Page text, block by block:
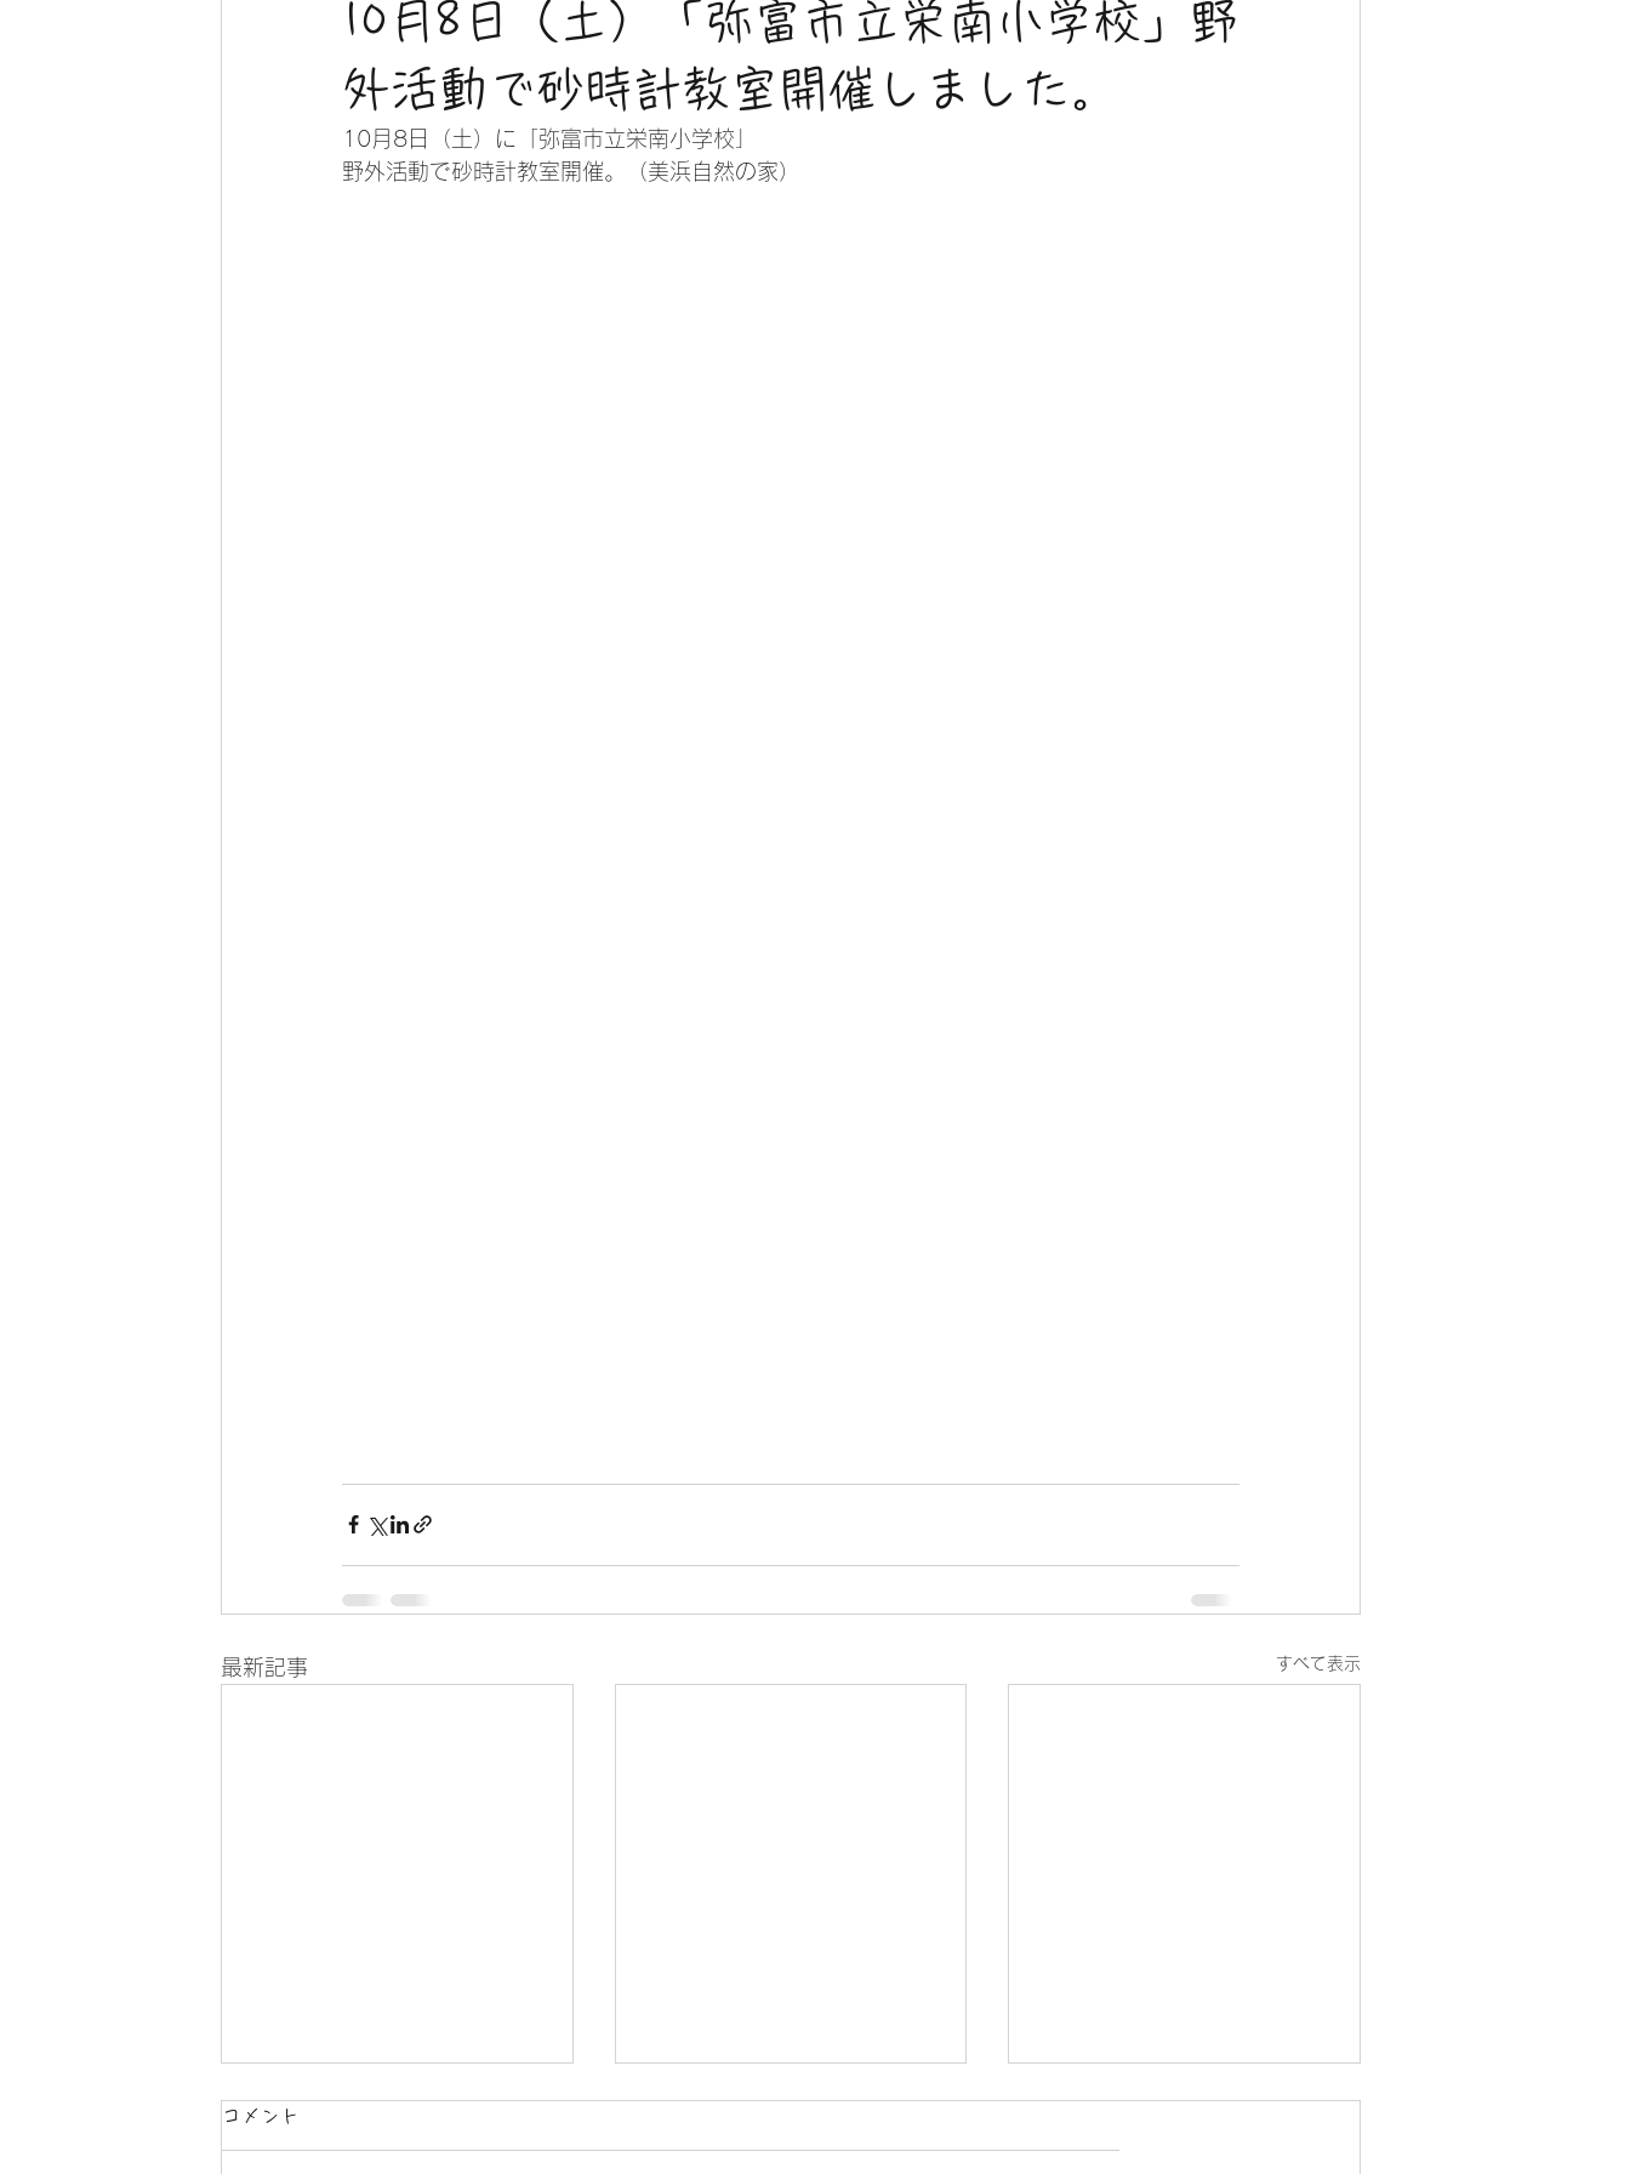
10月8日（土）「弥富市立栄南小学校」野
外活動で砂時計教室開催しました。
10月8日（土）に「弥富市立栄南小学校」
野外活動で砂時計教室開催。（美浜自然の家）
最新記事 すべて表示
コメント